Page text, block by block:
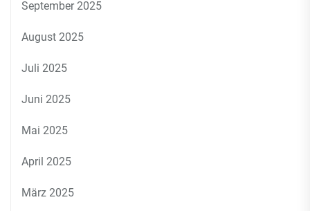
September 2025
August 2025
Juli 2025
Juni 2025
Mai 2025
April 2025
März 2025